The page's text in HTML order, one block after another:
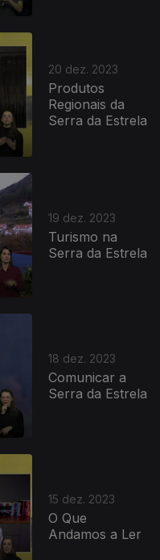
20 dez. 2023
Produtos
Regionais da
Serra da Estrela
19 dez. 2023
Turismo na
Serra da Estrela
18 dez. 2023
Comunicar a
Serra da Estrela
15 dez. 2023
O Que
Andamos a Ler